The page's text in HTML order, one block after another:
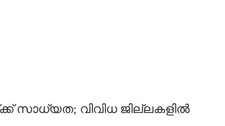
സാധ്യത; വിവിധ ജില്ലകളില്‍